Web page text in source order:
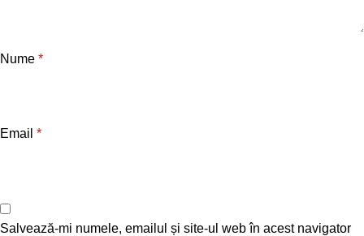
Nume *
Email *
Salvează-mi numele, emailul și site-ul web în acest navigator